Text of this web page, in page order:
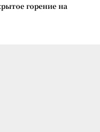
горение на